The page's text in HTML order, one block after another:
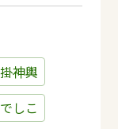
神輿
しこ